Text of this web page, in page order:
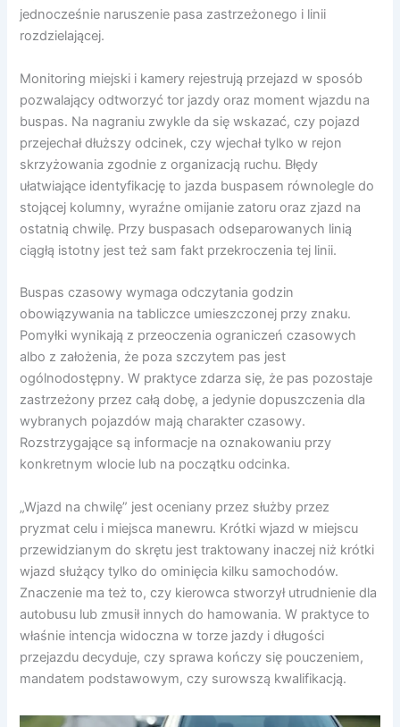
jednocześnie naruszenie pasa zastrzeżonego i linii
rozdzielającej.
Monitoring miejski i kamery rejestrują przejazd w sposób
pozwalający odtworzyć tor jazdy oraz moment wjazdu na
buspas. Na nagraniu zwykle da się wskazać, czy pojazd
przejechał dłuższy odcinek, czy wjechał tylko w rejon
skrzyżowania zgodnie z organizacją ruchu. Błędy
ułatwiające identyfikację to jazda buspasem równolegle do
stojącej kolumny, wyraźne omijanie zatoru oraz zjazd na
ostatnią chwilę. Przy buspasach odseparowanych linią
ciągłą istotny jest też sam fakt przekroczenia tej linii.
Buspas czasowy wymaga odczytania godzin
obowiązywania na tabliczce umieszczonej przy znaku.
Pomyłki wynikają z przeoczenia ograniczeń czasowych
albo z założenia, że poza szczytem pas jest
ogólnodostępny. W praktyce zdarza się, że pas pozostaje
zastrzeżony przez całą dobę, a jedynie dopuszczenia dla
wybranych pojazdów mają charakter czasowy.
Rozstrzygające są informacje na oznakowaniu przy
konkretnym wlocie lub na początku odcinka.
„Wjazd na chwilę” jest oceniany przez służby przez
pryzmat celu i miejsca manewru. Krótki wjazd w miejscu
przewidzianym do skrętu jest traktowany inaczej niż krótki
wjazd służący tylko do ominięcia kilku samochodów.
Znaczenie ma też to, czy kierowca stworzył utrudnienie dla
autobusu lub zmusił innych do hamowania. W praktyce to
właśnie intencja widoczna w torze jazdy i długości
przejazdu decyduje, czy sprawa kończy się pouczeniem,
mandatem podstawowym, czy surowszą kwalifikacją.